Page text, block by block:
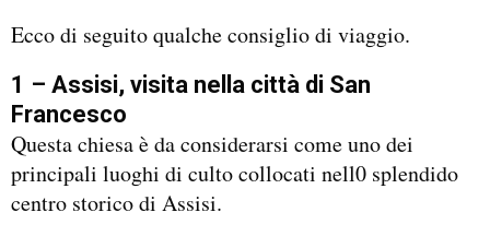
Ecco di seguito qualche consiglio di viaggio.
1 – Assisi, visita nella città di San
Francesco
Questa chiesa è da considerarsi come uno dei
principali luoghi di culto collocati nell0 splendido
centro storico di Assisi.